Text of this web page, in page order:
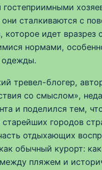
гостеприимными
сталкиваются с
которое идет вразрез
нормами,
одежды.
тревел-блогер,
со смыслом»,
и поделился тем,
городов
отдыхающих
обычный курорт:
пляжем и